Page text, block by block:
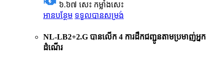
៦.៦៧ សេះ កម្លាំងសេះ
អានបន្ថែម ទទួលបានសម្រង់
NL-LB2+2.G បានលើក 4 ការដឹកជញ្ជូនតាមប្រមាញ់អ្នក
ដំណើរ